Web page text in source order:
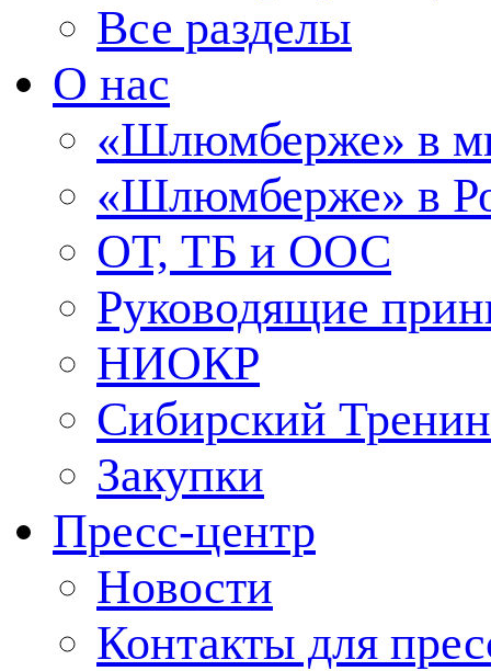
Все разделы
О нас
«Шлюмберже» в
«Шлюмберже» в
ОТ, ТБ и ООС
Руководящие
НИОКР
Сибирский
Закупки
Пресс-центр
Новости
Контакты для